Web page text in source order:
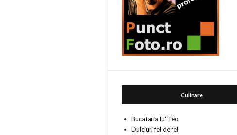
Culinare
Bucataria lu' Teo
Dulciuri fel de fel